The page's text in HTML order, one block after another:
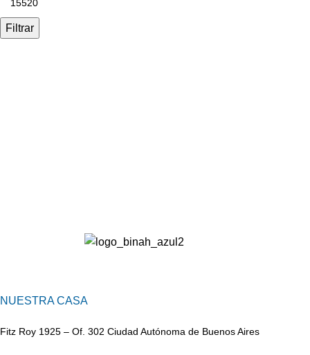
Filtrar
NUESTRA CASA
Fitz Roy 1925 – Of. 302 Ciudad Autónoma de Buenos Aires